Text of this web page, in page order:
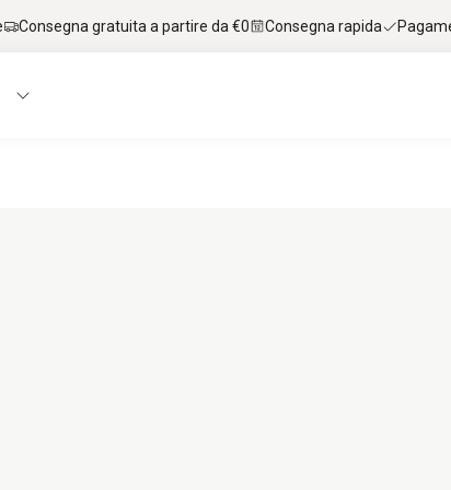
Consegna gratuita a partire da €0 Consegna rapida